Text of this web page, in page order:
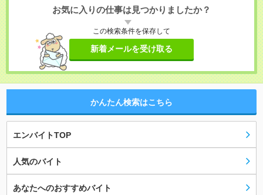
お気に入りの仕事は見つかりましたか？
この検索条件を保存して
新着メールを受け取る
かんたん検索はこちら
エンバイトTOP
人気のバイト
あなたへのおすすめバイト